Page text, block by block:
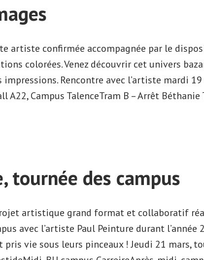
artiste confirmée accompagnée par le
colorées. Venez découvrir cet univers
Rencontre avec l’artiste mardi 19
Campus TalenceTram B – Arrêt Béthanie
tournée des campus
artistique grand format et collaboratif
avec l’artiste Paul Peinture durant l’année
vie sous leurs pinceaux ! Jeudi 21 mars,